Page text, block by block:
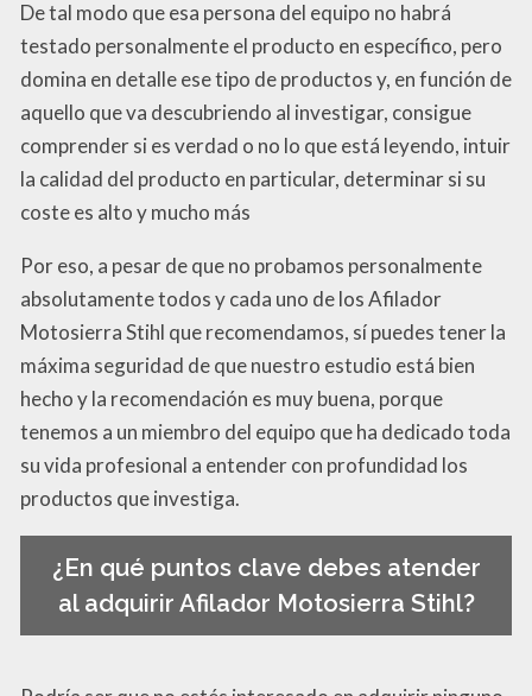
De tal modo que esa persona del equipo no habrá
testado personalmente el producto en específico, pero
domina en detalle ese tipo de productos y, en función de
aquello que va descubriendo al investigar, consigue
comprender si es verdad o no lo que está leyendo, intuir
la calidad del producto en particular, determinar si su
coste es alto y mucho más
Por eso, a pesar de que no probamos personalmente
absolutamente todos y cada uno de los Afilador
Motosierra Stihl que recomendamos, sí puedes tener la
máxima seguridad de que nuestro estudio está bien
hecho y la recomendación es muy buena, porque
tenemos a un miembro del equipo que ha dedicado toda
su vida profesional a entender con profundidad los
productos que investiga.
¿En qué puntos clave debes atender
al adquirir Afilador Motosierra Stihl?